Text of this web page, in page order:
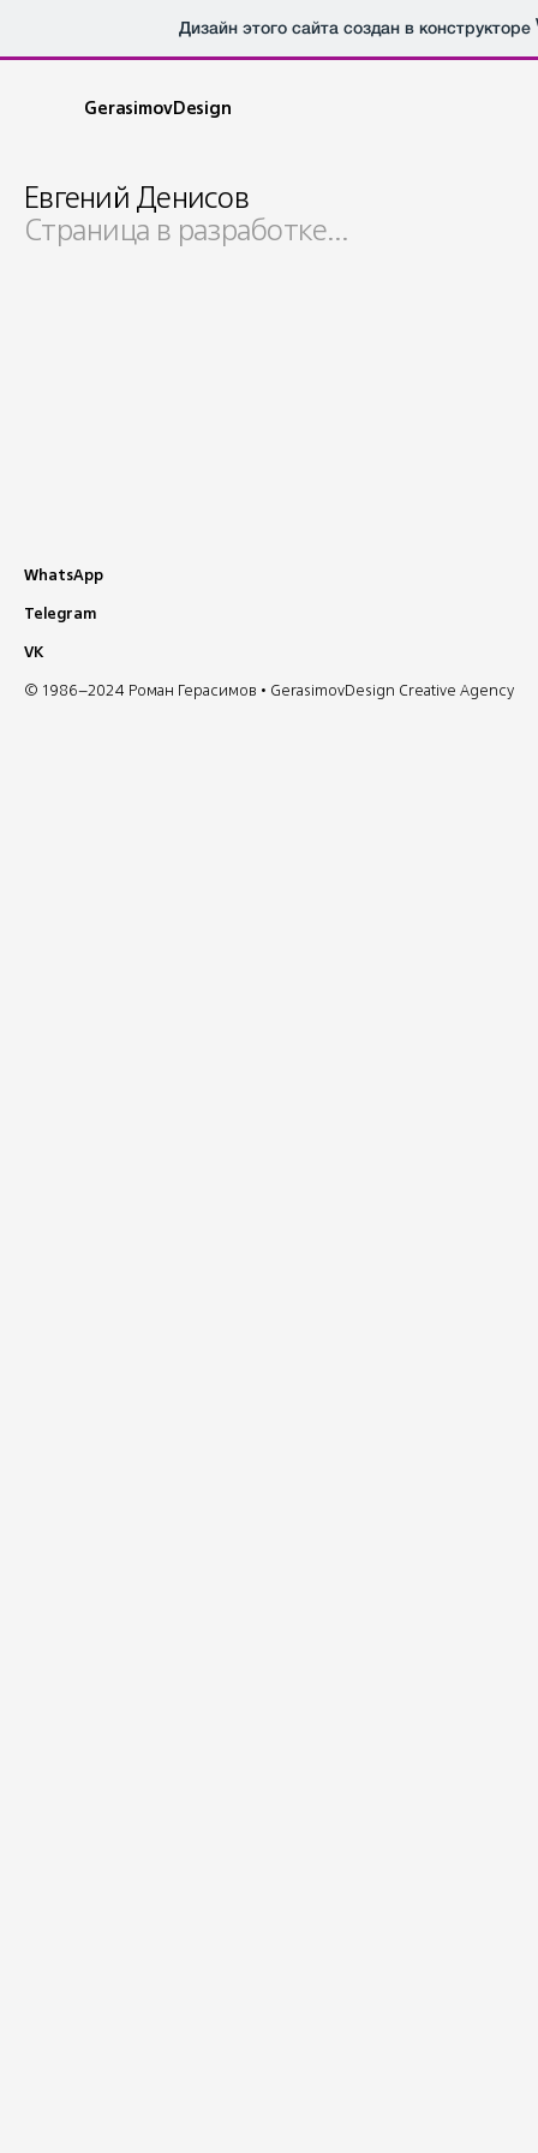
Дизайн этого сайта создан в конструкторе
GerasimovDesign
Евгений Денисов
Страница в разработке…
WhatsApp
Telegram
VK
© 1986–2024 Роман Герасимов • GerasimovDesign Creative Agency